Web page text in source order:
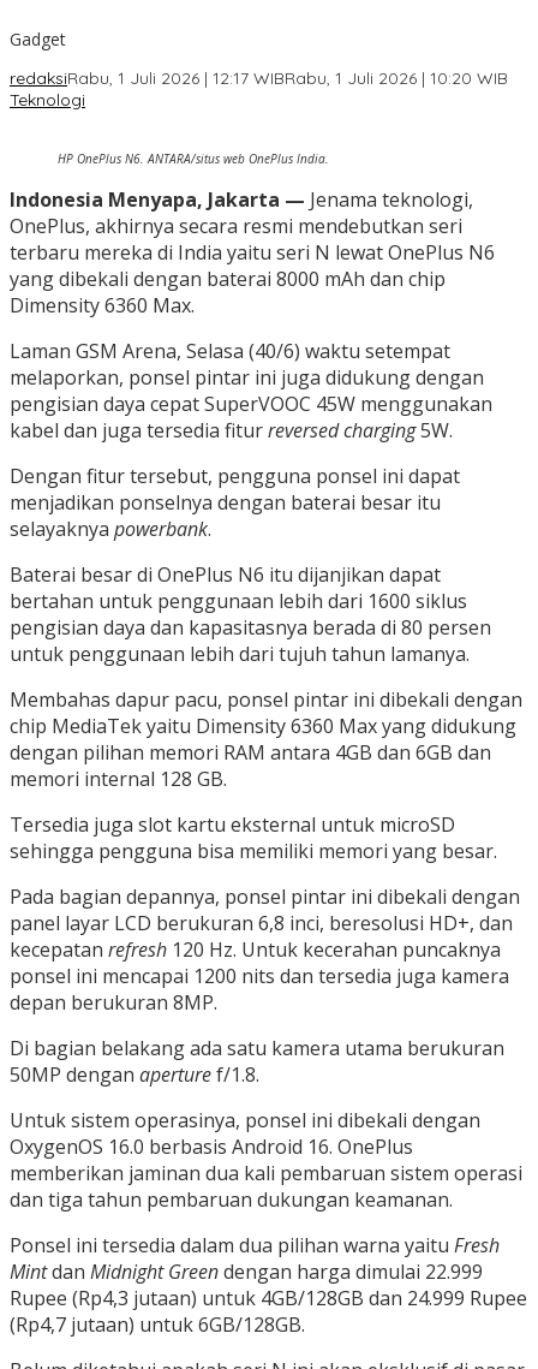
Gadget
redaksiRabu, 1 Juli 2026 | 12:17 WIBRabu, 1 Juli 2026 | 10:20 WIB
Teknologi
HP OnePlus N6. ANTARA/situs web OnePlus India.
Indonesia Menyapa, Jakarta — Jenama teknologi,
OnePlus, akhirnya secara resmi mendebutkan seri
terbaru mereka di India yaitu seri N lewat OnePlus N6
yang dibekali dengan baterai 8000 mAh dan chip
Dimensity 6360 Max.
Laman GSM Arena, Selasa (40/6) waktu setempat
melaporkan, ponsel pintar ini juga didukung dengan
pengisian daya cepat SuperVOOC 45W menggunakan
kabel dan juga tersedia fiturreversed charging5W.
Dengan fitur tersebut, pengguna ponsel ini dapat
menjadikan ponselnya dengan baterai besar itu
selayaknya powerbank.
Baterai besar di OnePlus N6 itu dijanjikan dapat
bertahan untuk penggunaan lebih dari 1600 siklus
pengisian daya dan kapasitasnya berada di 80 persen
untuk penggunaan lebih dari tujuh tahun lamanya.
Membahas dapur pacu, ponsel pintar ini dibekali dengan
chip MediaTek yaitu Dimensity 6360 Max yang didukung
dengan pilihan memori RAM antara 4GB dan 6GB dan
memori internal 128 GB.
Tersedia juga slot kartu eksternal untuk microSD
sehingga pengguna bisa memiliki memori yang besar.
Pada bagian depannya, ponsel pintar ini dibekali dengan
panel layar LCD berukuran 6,8 inci, beresolusi HD+, dan
kecepatan refresh 120 Hz. Untuk kecerahan puncaknya
ponsel ini mencapai 1200 nits dan tersedia juga kamera
depan berukuran 8MP.
Di bagian belakang ada satu kamera utama berukuran
50MP dengan aperturef/1.8.
Untuk sistem operasinya, ponsel ini dibekali dengan
OxygenOS 16.0 berbasis Android 16. OnePlus
memberikan jaminan dua kali pembaruan sistem operasi
dan tiga tahun pembaruan dukungan keamanan.
Ponsel ini tersedia dalam dua pilihan warna yaitu Fresh
Mintdan Midnight Greendengan harga dimulai 22.999
Rupee (Rp4,3 jutaan) untuk 4GB/128GB dan 24.999 Rupee
(Rp4,7 jutaan) untuk 6GB/128GB.